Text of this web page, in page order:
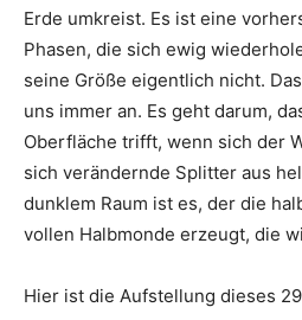
Erde umkreist. Es ist eine
Phasen, die sich ewig
seine Größe eigentlich nicht.
uns immer an. Es geht darum,
Oberfläche trifft, wenn sich der
sich verändernde Splitter aus
dunklem Raum ist es, der die
vollen Halbmonde erzeugt, die
Hier ist die Aufstellung dieses